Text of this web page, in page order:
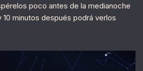
poco antes de la medianoche
minutos después podrá verlos